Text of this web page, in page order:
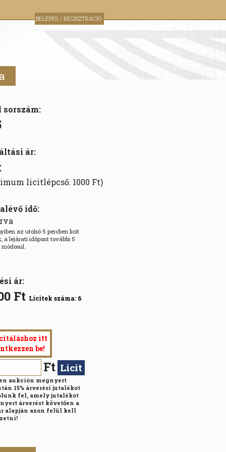
BELÉPÉS / REGISZTRÁCIÓ
sorszám:
ár:
licitlépcső: 1000 Ft)
idő:
az utolsó 5 percben licit
a lejárati időpont további 5
módosul.
ár:
Ft Licitek száma: 6
itt
be!
Ft Licit
aukción megnyert
15% árverési jutalékot
fel, amely jutalékot
árverést követően a
alapján azon felül kell